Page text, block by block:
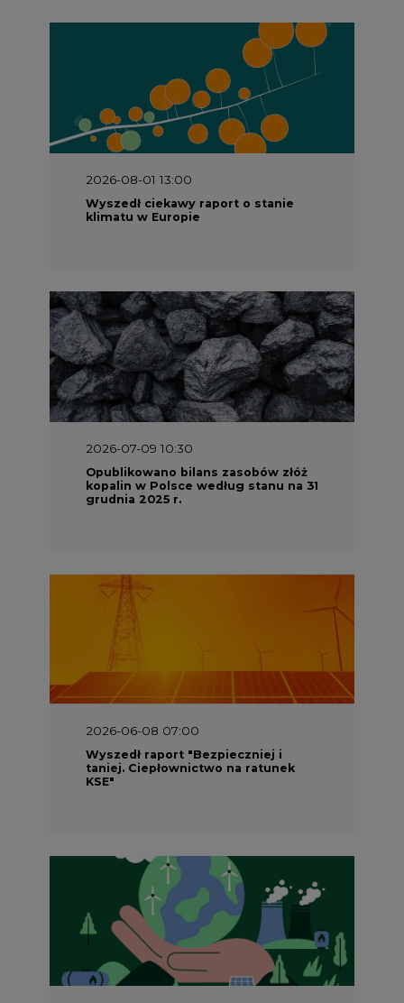
2026-08-01 13:00
Wyszedł ciekawy raport o stanie
klimatu w Europie
2026-07-09 10:30
Opublikowano bilans zasobów złóż
kopalin w Polsce według stanu na 31
grudnia 2025 r.
2026-06-08 07:00
Wyszedł raport "Bezpieczniej i
taniej. Ciepłownictwo na ratunek
KSE"